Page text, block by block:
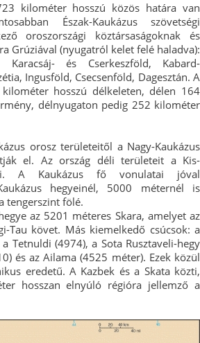
kilométer hosszú közös határa van
Észak-Kaukázus szövetségi
oroszországi köztársaságoknak és
Grúziával (nyugatról kelet felé haladva):
Karacsáj- és Cserkeszföld, Kabard-
Ingusföld, Csecsenföld, Dagesztán. A
hosszú délkeleten, délen 164
délnyugaton pedig 252 kilométer
orosz területeitől a Nagy-Kaukázus
el. Az ország déli területeit a Kis-
A Kaukázus fő vonulatai jóval
hegyeinél, 5000 méternél is
tengerszint fölé.
az 5201 méteres Skara, amelyet az
Tau követ. Más kiemelkedő csúcsok: a
Tetnuldi (4974), a Sota Rusztaveli-hegy
és az Ailama (4525 méter). Ezek közül
eredetű. A Kazbek és a Skata közti,
hosszan elnyúló régióra jellemző a